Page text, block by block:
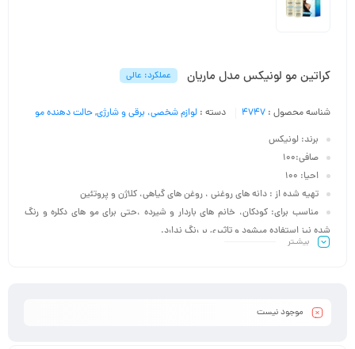
کراتین مو لونیکس مدل ماریان عملکرد: عالی
شناسه محصول : 4747 دسته : لوازم شخصی، برقی و شارژی,حالت دهنده مو
برند: لونیکس
صافی:100
احیا: 100
تهیه شده از : دانه های روغنی ، روغن های گیاهی، کلاژن و پروتئین
مناسب برای: کودکان، خانم های باردار و شیرده ،حتی برای مو های دکلره و رنگ
شده نیز استفاده میشود و تاثیری بر رنگ ندارد.
بیشـتر
موجود نیست